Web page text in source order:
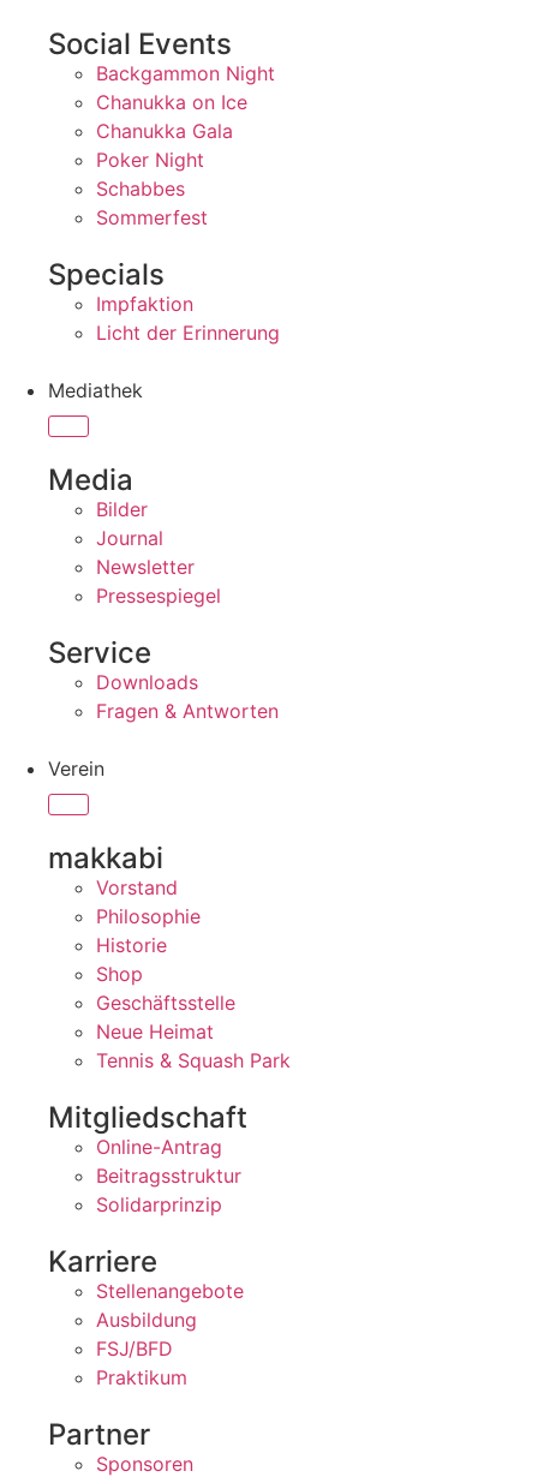
Social Events
Backgammon Night
Chanukka on Ice
Chanukka Gala
Poker Night
Schabbes
Sommerfest
Specials
Impfaktion
Licht der Erinnerung
Mediathek
Media
Bilder
Journal
Newsletter
Pressespiegel
Service
Downloads
Fragen & Antworten
Verein
makkabi
Vorstand
Philosophie
Historie
Shop
Geschäftsstelle
Neue Heimat
Tennis & Squash Park
Mitgliedschaft
Online-Antrag
Beitragsstruktur
Solidarprinzip
Karriere
Stellenangebote
Ausbildung
FSJ/BFD
Praktikum
Partner
Sponsoren